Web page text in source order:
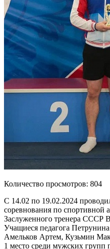
Количество просмотров: 804
С 14.02 по 19.02.2024
соревнования по спортивной
Заслуженного тренера СССР
Учащиеся педагога
Амельков Артем, Кузьмин
1 место среди мужских групп